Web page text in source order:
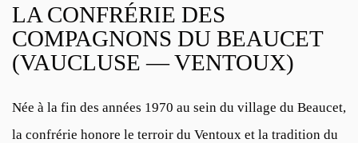
LA CONFRÉRIE DES
COMPAGNONS DU BEAUCET
(VAUCLUSE — VENTOUX)
Née à la fin des années 1970 au sein du village du Beaucet,
la confrérie honore le terroir du Ventoux et la tradition du